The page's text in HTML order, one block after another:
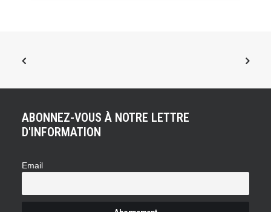
ABONNEZ-VOUS À NOTRE LETTRE
D'INFORMATION
Email